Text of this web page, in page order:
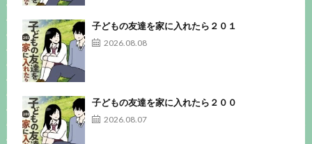
子どもの友達を家に入れたら２０１
2026.08.08
子どもの友達を家に入れたら２００
2026.08.07